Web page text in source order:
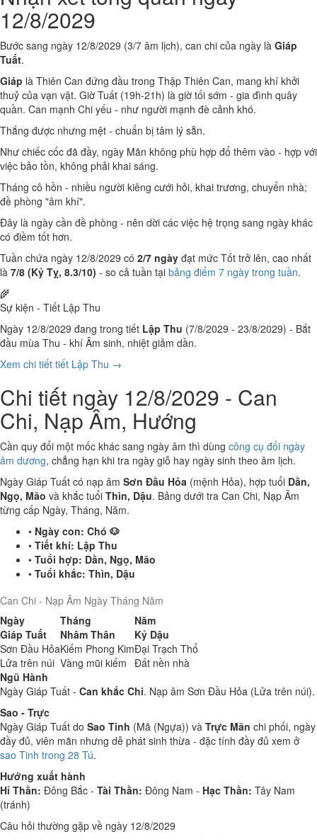
12/8/2029
Bước sang ngày 12/8/2029 (3/7 âm lịch), can chi của ngày là Giáp
Tuất.
Giáp là Thiên Can đứng đầu trong Thập Thiên Can, mang khí khởi
thuỷ của vạn vật. Giờ Tuất (19h-21h) là giờ tối sớm - gia đình quây
quần. Can mạnh Chi yếu - như người mạnh đè cảnh khó.
Thắng được nhưng mệt - chuẩn bị tâm lý sẵn.
Như chiếc cốc đã đầy, ngày Mãn không phù hợp đổ thêm vào - hợp với
việc bảo tồn, không phải khai sáng.
Tháng cô hồn - nhiều người kiêng cưới hỏi, khai trương, chuyển nhà;
đề phòng "âm khí".
Đây là ngày cần đề phòng - nên dời các việc hệ trọng sang ngày khác
có điềm tốt hơn.
Tuần chứa ngày 12/8/2029 có 2/7 ngày đạt mức Tốt trở lên, cao nhất
là 7/8 (Kỷ Tỵ, 8.3/10) - so cả tuần tại bảng điểm 7 ngày trong tuần.
🌾
Sự kiện - Tiết Lập Thu
Ngày 12/8/2029 đang trong tiết Lập Thu (7/8/2029 - 23/8/2029) - Bắt
đầu mùa Thu - khí Âm sinh, nhiệt giảm dần.
Xem chi tiết tiết Lập Thu →
Chi tiết ngày 12/8/2029 - Can
Chi, Nạp Âm, Hướng
Cần quy đổi một mốc khác sang ngày âm thì dùng công cụ đổi ngày
âm dương, chẳng hạn khi tra ngày giỗ hay ngày sinh theo âm lịch.
Ngày Giáp Tuất có nạp âm Sơn Đầu Hỏa (mệnh Hỏa), hợp tuổi Dần,
Ngọ, Mão và khắc tuổi Thìn, Dậu. Bảng dưới tra Can Chi, Nạp Âm
từng cấp Ngày, Tháng, Năm.
• Ngày con: Chó 🐶
• Tiết khí: Lập Thu
• Tuổi hợp: Dần, Ngọ, Mão
• Tuổi khắc: Thìn, Dậu
Can Chi - Nạp Âm Ngày Tháng Năm
Ngày
Tháng
Năm
Giáp Tuất
Nhâm Thân
Kỷ Dậu
Sơn Đầu HỏaKiếm Phong KimĐại Trạch Thổ
Lửa trên núi Vàng mũi kiếm Đất nền nhà
Ngũ Hành
Ngày Giáp Tuất - Can khắc Chi. Nạp âm Sơn Đầu Hỏa (Lửa trên núi).
Sao - Trực
Ngày Giáp Tuất do Sao Tinh (Mã (Ngựa)) và Trực Mãn chi phối, ngày
đầy đủ, viên mãn nhưng dễ phát sinh thừa - đặc tính đầy đủ xem ở
sao Tinh trong 28 Tú.
Hướng xuất hành
Hỉ Thần: Đông Bắc - Tài Thần: Đông Nam - Hạc Thần: Tây Nam
(tránh)
Câu hỏi thường gặp về ngày 12/8/2029